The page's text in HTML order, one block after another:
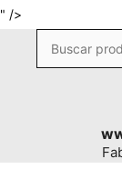
" />
contenido
Buscar
por: